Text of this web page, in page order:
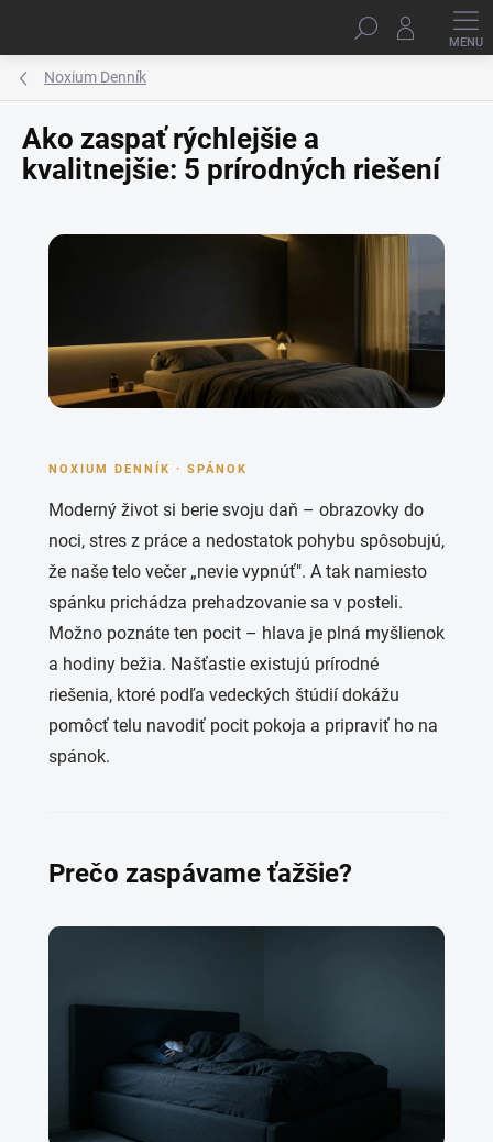
Hľadať
Noxium Denník
Ako zaspať rýchlejšie a
kvalitnejšie: 5 prírodných riešení
NOXIUM DENNÍK · SPÁNOK
Moderný život si berie svoju daň – obrazovky do
noci, stres z práce a nedostatok pohybu spôsobujú,
že naše telo večer „nevie vypnúť". A tak namiesto
spánku prichádza prehadzovanie sa v posteli.
Možno poznáte ten pocit – hlava je plná myšlienok
a hodiny bežia. Našťastie existujú prírodné
riešenia, ktoré podľa vedeckých štúdií dokážu
pomôcť telu navodiť pocit pokoja a pripraviť ho na
spánok.
Prečo zaspávame ťažšie?